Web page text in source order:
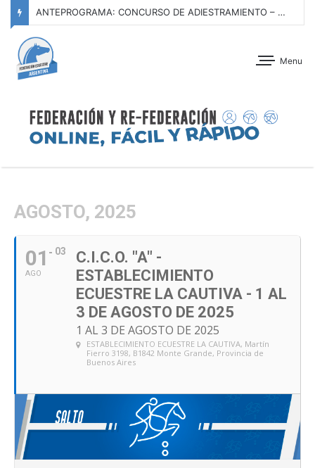
ANTEPROGRAMA: CONCURSO DE ADIESTRAMIENTO – CLUB ALEMÁN DE EQUITACIÓN – 15 DE AGOSTO DE 2026
Menu
AGOSTO, 2025
01
AGO
03
C.I.C.O. "A" -
ESTABLECIMIENTO
ECUESTRE LA CAUTIVA - 1 AL
3 DE AGOSTO DE 2025
1 AL 3 DE AGOSTO DE 2025
ESTABLECIMIENTO ECUESTRE LA CAUTIVA, Martín
Fierro 3198, B1842 Monte Grande, Provincia de
Buenos Aires